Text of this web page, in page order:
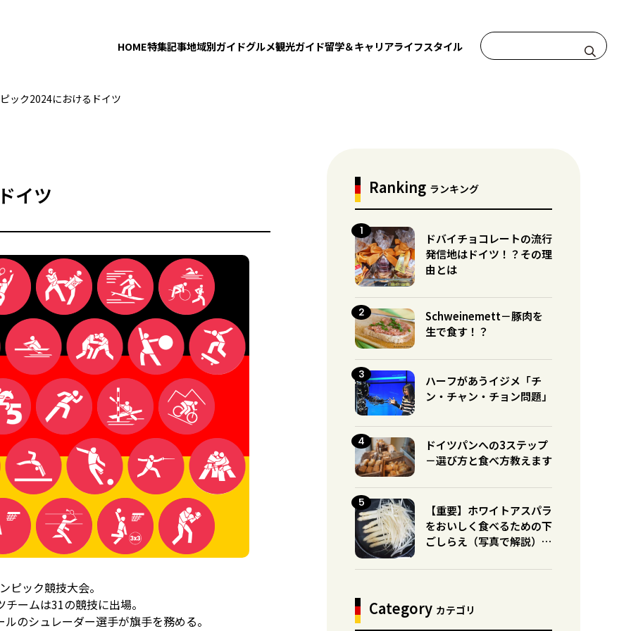
HOME特集記事地域別ガイドグルメ観光ガイド留学＆キャリアライフスタイル
ック2024におけるドイツ
イツ
ピック競技大会。
ームは31の競技に出場。
のシュレーダー選手が旗手を務める。
Ranking ランキング
ドバイチョコレートの流行
発信地はドイツ！？その理
由とは
Schweinemett－豚肉を
生で食す！？
ハーフがあうイジメ「チ
ン・チャン・チョン問題」
ドイツパンへの3ステップ
－選び方と食べ方教えます
【重要】ホワイトアスパラ
をおいしく食べるための下
ごしらえ（写真で解説）※
Category カテゴリ